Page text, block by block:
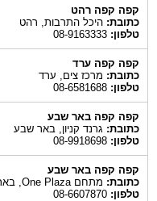
קפה קפה רהט
כתובת:היכל התרבות, רהט
טלפון:08-9163333
קפה קפה ערד
כתובת:מרכז צים, ערד
טלפון:08-6581688
קפה קפה באר שבע
כתובת:גרנד קניון, באר שבע
טלפון:08-9918698
קפה קפה באר שבע
כתובת:מתחם One Plaza, באר שבע
טלפון:08-6607870